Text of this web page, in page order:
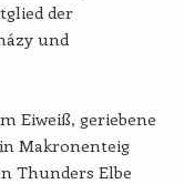
der
und
Eiweiß, geriebene
Makronenteig
Thunders Elbe